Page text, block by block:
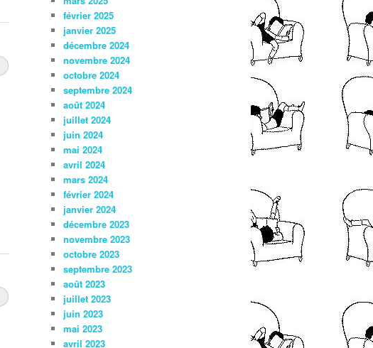
février 2025
janvier 2025
décembre 2024
novembre 2024
octobre 2024
septembre 2024
août 2024
juillet 2024
juin 2024
mai 2024
avril 2024
mars 2024
février 2024
janvier 2024
décembre 2023
novembre 2023
octobre 2023
septembre 2023
août 2023
juillet 2023
juin 2023
mai 2023
avril 2023